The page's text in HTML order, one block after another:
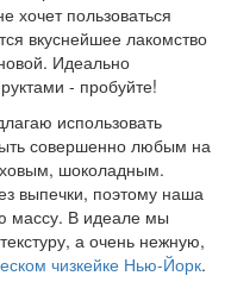
хочет пользоваться
вкуснейшее лакомство
Идеально
- пробуйте!
использовать
совершенно любым на
шоколадным.
выпечки, поэтому наша
массу. В идеале мы
а очень нежную,
чизкейке Нью-Йорк.